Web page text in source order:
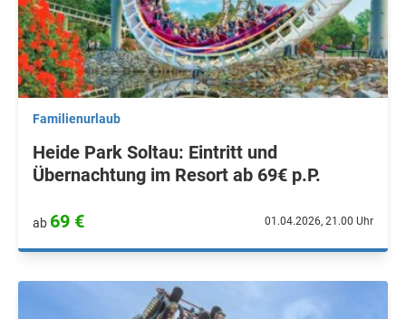
Familienurlaub
Heide Park Soltau: Eintritt und
Übernachtung im Resort ab 69€ p.P.
ab 69 € 01.04.2026, 21.00 Uhr